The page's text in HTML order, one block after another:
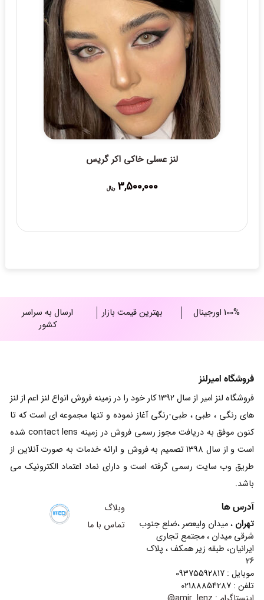
لنز عسلی خاکی اکر گریس
3,500,000 ریال
100% اورجینال بهترین قیمت بازار
ارسال به سراسر
کشور
فروشگاه امیرلنز
فروشگاه لنز امیر از سال 1392 کار خود را در زمینه فروش انواع لنز اعم از لنز
های رنگی ، طبی ، طبی-رنگی آغاز نموده و تنها مجموعه ای است که تا
کنون موفق به دریافت مجوز رسمی فروش در زمینه contact lens شده
است و از سال 1398 تصمیم به فروش و ارائه خدمات به صورت آنلاین از
طریق وب سایت رسمی گرفته است و دارای نماد اعتماد الکترونیک می
باشد.
آدرس ها
تهران ، میدان ولیعصر ،ضلع جنوب
شرقی میدان ، مجتمع تجاری
ایرانیان، طبقه زیر همکف ، پلاک
26
موبایل : 09375592817
تلفن : 02188854287
وبلاگ
تماس با ما